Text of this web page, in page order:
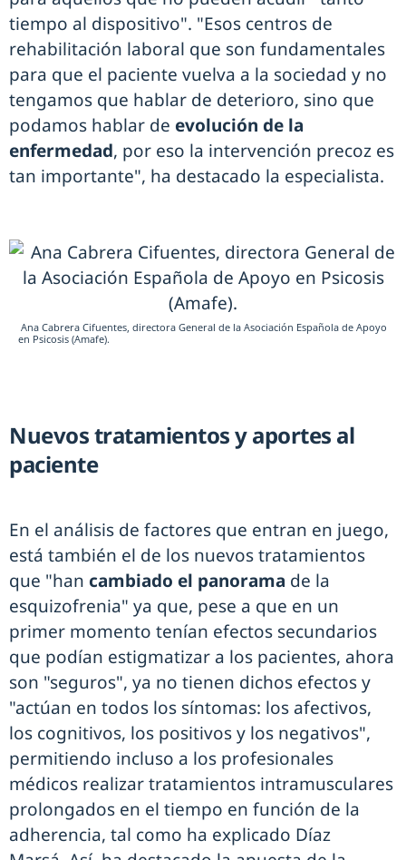
tiempo al dispositivo". "Esos centros de
rehabilitación laboral que son fundamentales
para que el paciente vuelva a la sociedad y no
tengamos que hablar de deterioro, sino que
podamos hablar de evolución de la
enfermedad, por eso la intervención precoz es
tan importante", ha destacado la especialista.
Ana Cabrera Cifuentes, directora General de la Asociación Española de Apoyo
en Psicosis (Amafe).
Nuevos tratamientos y aportes al
paciente
En el análisis de factores que entran en juego,
está también el de los nuevos tratamientos
que "han cambiado el panorama de la
esquizofrenia" ya que, pese a que en un
primer momento tenían efectos secundarios
que podían estigmatizar a los pacientes, ahora
son "seguros", ya no tienen dichos efectos y
"actúan en todos los síntomas: los afectivos,
los cognitivos, los positivos y los negativos",
permitiendo incluso a los profesionales
médicos realizar tratamientos intramusculares
prolongados en el tiempo en función de la
adherencia, tal como ha explicado Díaz